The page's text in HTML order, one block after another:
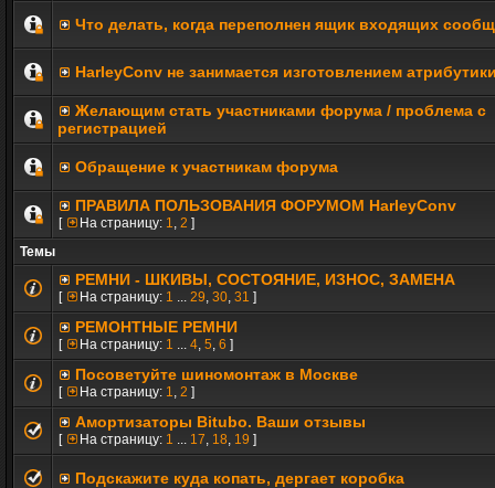
Что делать, когда переполнен ящик входящих
HarleyConv не занимается изготовлением
Желающим стать участниками форума / проблема с
регистрацией
Обращение к участникам форума
ПРАВИЛА ПОЛЬЗОВАНИЯ ФОРУМОМ HarleyConv
[ На страницу: 1, 2 ]
Темы
РЕМНИ - ШКИВЫ, СОСТОЯНИЕ, ИЗНОС, ЗАМЕНА
[ На страницу: 1 ... 29, 30, 31 ]
РЕМОНТНЫЕ РЕМНИ
[ На страницу: 1 ... 4, 5, 6 ]
Посоветуйте шиномонтаж в Москве
[ На страницу: 1, 2 ]
Амортизаторы Bitubo. Ваши отзывы
[ На страницу: 1 ... 17, 18, 19 ]
Подскажите куда копать, дергает коробка